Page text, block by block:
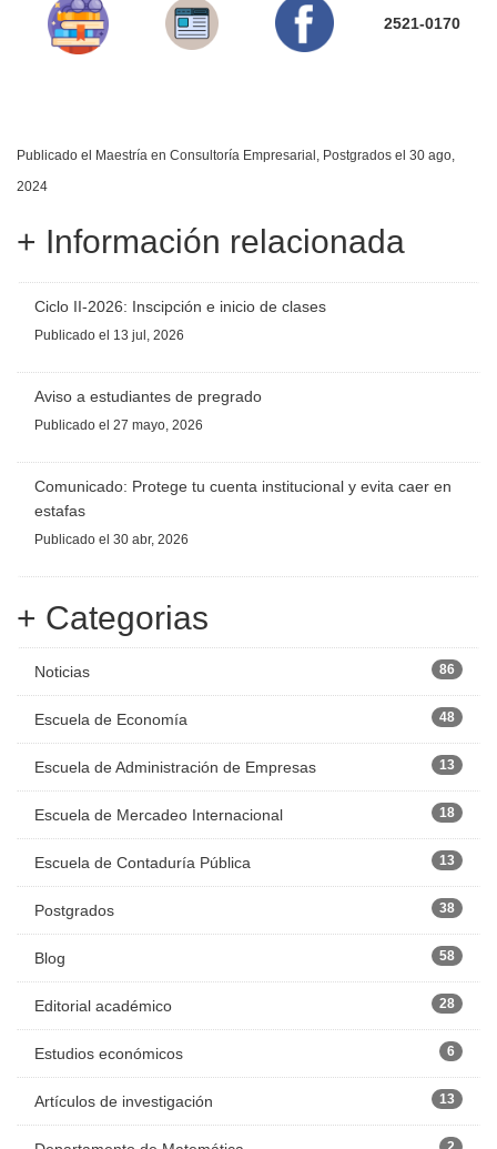
2521-0170
Publicado el Maestría en Consultoría Empresarial Postgrados el 30 ago,
2024
+ Información relacionada
Ciclo II-2026: Inscipción e inicio de clases
Publicado el 13 jul, 2026
Aviso a estudiantes de pregrado
Publicado el 27 mayo, 2026
Comunicado: Protege tu cuenta institucional y evita caer en
estafas
Publicado el 30 abr, 2026
+ Categorias
Noticias 86
Escuela de Economía 48
Escuela de Administración de Empresas 13
Escuela de Mercadeo Internacional 18
Escuela de Contaduría Pública 13
Postgrados 38
Blog 58
Editorial académico 28
Estudios económicos 6
Artículos de investigación 13